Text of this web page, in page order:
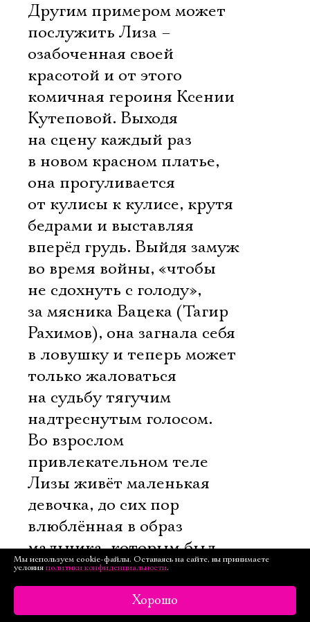
Другим примером может
послужить Лиза –
озабоченная своей
красотой и от этого
комичная героиня Ксении
Кутеповой. Выходя
на сцену каждый раз
в новом красном платье,
она прогуливается
от кулисы к кулисе, крутя
бедрами и выставляя
вперёд грудь. Выйдя замуж
во время войны, «чтобы
не сдохнуть с голоду»,
за мясника Вацека (Тагир
Рахимов), она загнала себя
в ловушку и теперь может
только жаловаться
на судьбу тягучим
надтреснутым голосом.
Во взрослом
привлекательном теле
Лизы живёт маленькая
девочка, до сих пор
влюблённая в образ
мальчика, которым был
когда-то Кроль. Не просто
так героиня Кутеповой
говорит об этом со сцены.
Мы используем cookie-файлы. Оставаясь на сайте, вы принимаете
условия политики конфиденциальности.
Хорошо